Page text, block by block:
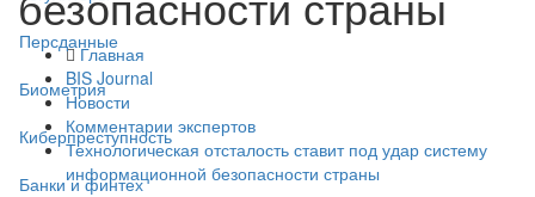
Персданные
Биометрия
Киберпреступность
Банки и финтех
Главная
BIS Journal
Новости
Комментарии экспертов
Технологическая отсталость ставит под удар систему
информационной безопасности страны